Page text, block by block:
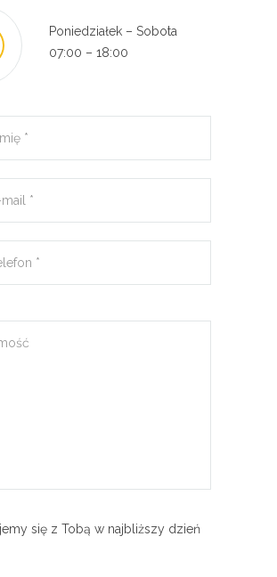
Poniedziałek – Sobota
07:00 – 18:00
się z Tobą w najbliższy dzień